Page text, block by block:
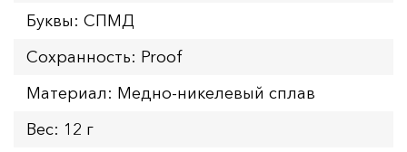
Буквы: СПМД
Сохранность: Proof
Материал: Медно-никелевый сплав
Вес: 12 г